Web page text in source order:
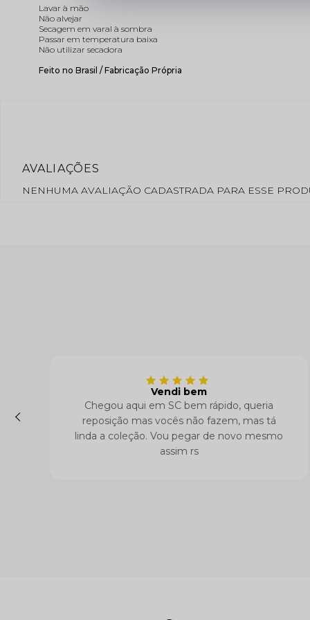
Lavar à mão
Não alvejar
Secagem em varal à sombra
Passar em temperatura baixa
Não utilizar secadora
Feito no Brasil / Fabricação Própria
NENHUMA AVALIAÇÃO CADASTRADA PARA ESSE
Vendi bem
Chegou aqui em SC bem rápido, queria
reposição mas vocês não fazem, mas tá
linda a coleção. Vou pegar de novo mesmo
assim rs